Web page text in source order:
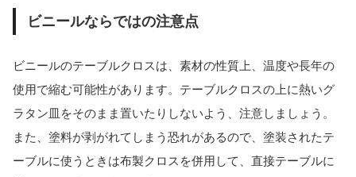
ビニールならではの注意点
ビニールのテーブルクロスは、素材の性質上、温度や長年の
使用で縮む可能性があります。テーブルクロスの上に熱いグ
ラタン皿をそのまま置いたりしないよう、注意しましょう。
また、塗料が剥がれてしまう恐れがあるので、塗装されたテ
ーブルに使うときは布製クロスを併用して、直接テーブルに